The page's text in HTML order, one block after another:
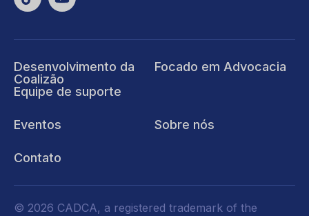
Desenvolvimento da
Coalizão
Equipe de suporte
Focado em Advocacia
Eventos Sobre nós
Contato
© 2026 CADCA, a registered trademark of the